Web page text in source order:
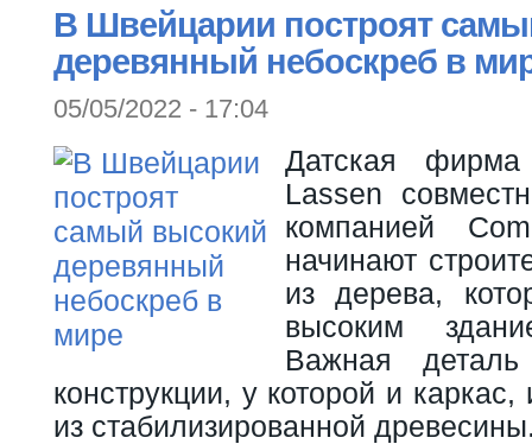
В Швейцарии построят
деревянный небоскреб в
05/05/2022 - 17:04
Датская
Lassen
компанией
начинают
из дерева,
высоким
Важная
конструкции, у которой и
из стабилизированной